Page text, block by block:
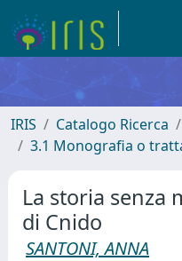
IRIS Catalogo Ricerca
3.1 Monografia o
La storia senza
di Cnido
SANTONI, ANNA